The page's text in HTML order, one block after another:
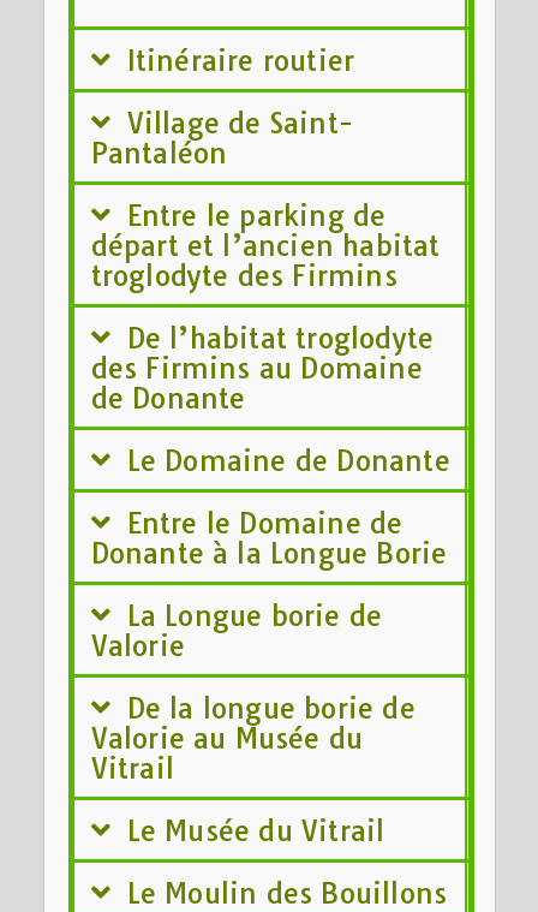
Itinéraire routier
Village de Saint-
Pantaléon
Entre le parking de
départ et l’ancien habitat
troglodyte des Firmins
De l’habitat troglodyte
des Firmins au Domaine
de Donante
Le Domaine de Donante
Entre le Domaine de
Donante à la Longue Borie
La Longue borie de
Valorie
De la longue borie de
Valorie au Musée du
Vitrail
Le Musée du Vitrail
Le Moulin des Bouillons